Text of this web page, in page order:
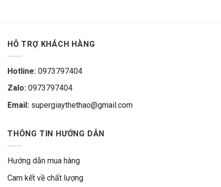
HỖ TRỢ KHÁCH HÀNG
Hotline: 0973797404
Zalo: 0973797404
Email: supergiaythethao@gmail.com
THÔNG TIN HƯỚNG DẪN
Hướng dẫn mua hàng
Cam kết về chất lượng